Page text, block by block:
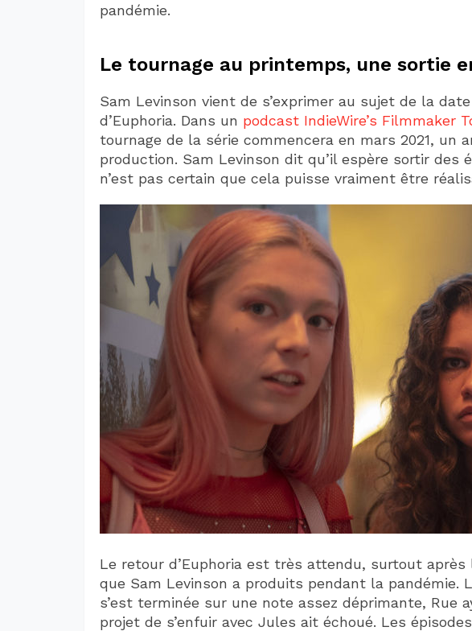
pandémie.
Le tournage au printemps, une sortie
Sam Levinson vient de s’exprimer au sujet de la
d’Euphoria. Dans un podcast IndieWire’s Filmmaker
tournage de la série commencera en mars 2021, un
production. Sam Levinson dit qu’il espère sortir des
n’est pas certain que cela puisse vraiment être
Le retour d’Euphoria est très attendu, surtout après
que Sam Levinson a produits pendant la pandémie.
s’est terminée sur une note assez déprimante, Rue
projet de s’enfuir avec Jules ait échoué. Les